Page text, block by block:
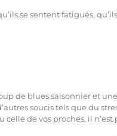
se sentent fatigués,
de blues saisonnier et
soucis tels que du
de vos proches, il